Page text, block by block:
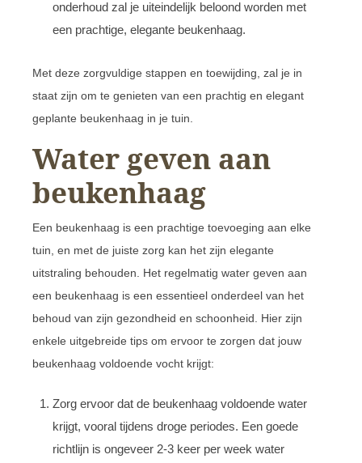
onderhoud zal je uiteindelijk beloond worden met
een prachtige, elegante beukenhaag.
Met deze zorgvuldige stappen en toewijding, zal je in
staat zijn om te genieten van een prachtig en elegant
geplante beukenhaag in je tuin.
Water geven aan
beukenhaag
Een beukenhaag is een prachtige toevoeging aan elke
tuin, en met de juiste zorg kan het zijn elegante
uitstraling behouden. Het regelmatig water geven aan
een beukenhaag is een essentieel onderdeel van het
behoud van zijn gezondheid en schoonheid. Hier zijn
enkele uitgebreide tips om ervoor te zorgen dat jouw
beukenhaag voldoende vocht krijgt:
Zorg ervoor dat de beukenhaag voldoende water
krijgt, vooral tijdens droge periodes. Een goede
richtlijn is ongeveer 2-3 keer per week water